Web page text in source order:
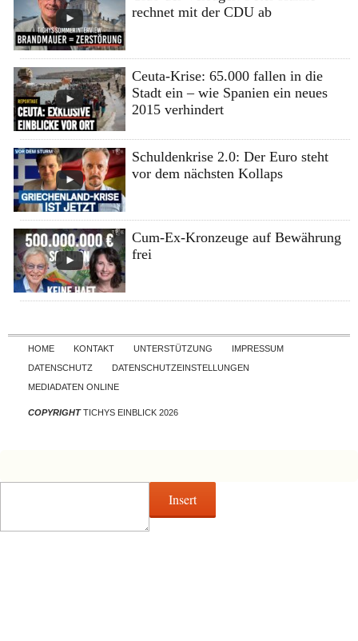
rechnet mit der CDU ab
Ceuta-Krise: 65.000 fallen in die
Stadt ein – wie Spanien ein neues
2015 verhindert
Schuldenkrise 2.0: Der Euro steht
vor dem nächsten Kollaps
Cum-Ex-Kronzeuge auf Bewährung
frei
Skip to content
HOME KONTAKT UNTERSTÜTZUNG
IMPRESSUM
DATENSCHUTZ
DATENSCHUTZEINSTELLUNGEN
MEDIADATEN ONLINE
COPYRIGHTTICHYS EINBLICK 2026
Insert